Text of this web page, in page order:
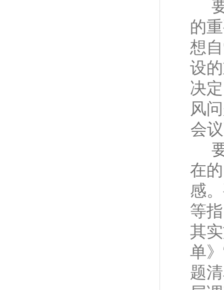
的
想
设
决
风
会
在
感
等
其
单
题